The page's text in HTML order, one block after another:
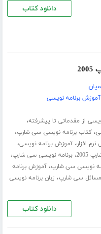
دانلود کتاب
برنامه نویسی
از مقدماتی تا پیشرفته،
،کتاب برنامه نویسی سی شارپ،
افزار،آموزش برنامه نویسی،
2005 ،برنامه نویسی سی شارپ،
نویسی سی شارپ،آموزش برنامه
مسائل سی شارپ، زبان برنامه نویسی
دانلود کتاب